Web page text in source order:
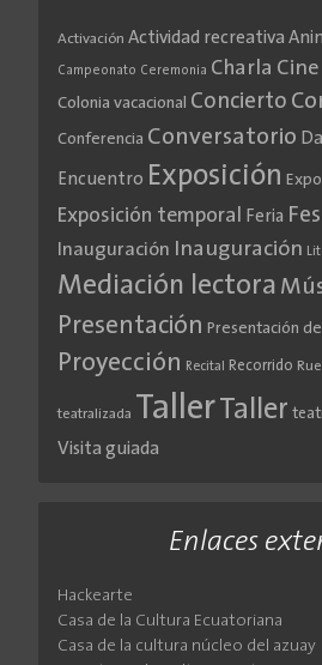
Activación Actividad recreativa
Campeonato Ceremonia Charla Cine
Colonia vacacional Concierto
Conferencia Conversatorio
Encuentro Exposición
Exposición temporal Feria
Inauguración Inauguración
Mediación lectora
Presentación Presentación
Proyección Recital Recorrido
teatralizada Taller Taller
Visita guiada
Enlaces
Hackearte
Casa de la Cultura Ecuatoriana
Casa de la cultura núcleo del azuay